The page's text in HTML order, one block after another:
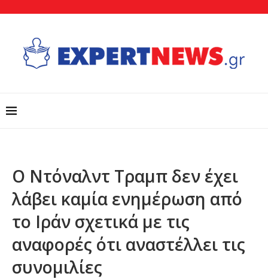
Ο Ντόναλντ Τραμπ δεν έχει
λάβει καμία ενημέρωση από
το Ιράν σχετικά με τις
αναφορές ότι αναστέλλει τις
συνομιλίες